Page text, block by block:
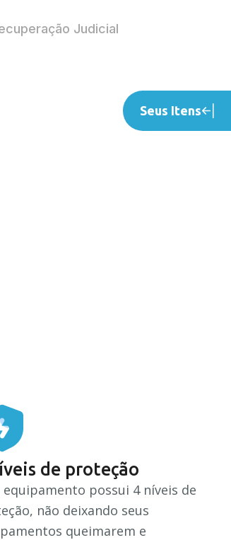
Judicial
Seus Itens
de proteção
equipamento possui 4 níveis de
não deixando seus
queimarem e